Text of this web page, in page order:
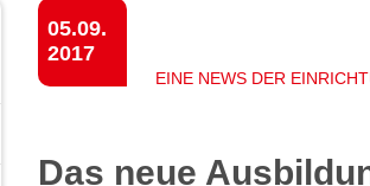
05.09.
2017
EINE NEWS DER
Das neue